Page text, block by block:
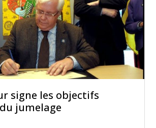
signe les objectifs
jumelage